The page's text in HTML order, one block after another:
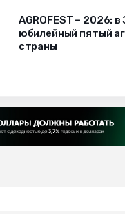
AGROFEST – 2026:
юбилейный пятый
страны